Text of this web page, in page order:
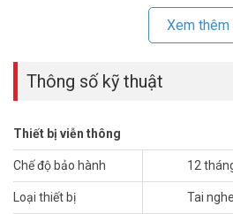
Những điểm nổi bật
Portable
Thiết kế nhẹ, linh hoạt
Với trọng lượng chỉ 19g, tai nghe
Xem thêm
Thông số kỹ thuật
Thiết bị viễn thông
Chế độ bảo hành 12
Loại thiết bị Tai